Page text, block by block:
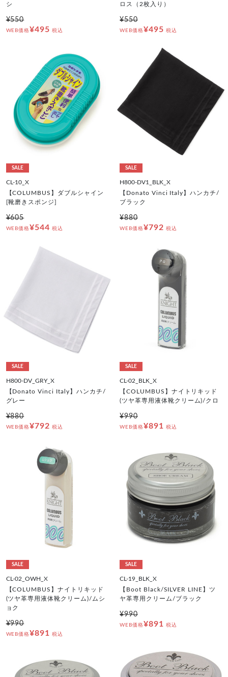
シ
¥550
WEB価格¥495 税込
ロス（2枚入り）
¥550
WEB価格¥495 税込
SALE
CL-10_X
【COLUMBUS】ダブルシャイン
[靴磨きスポンジ]
¥605
WEB価格¥544 税込
SALE
H800-DV1_BLK_X
【Donato Vinci Italy】ハンカチ/
ブラック
¥880
WEB価格¥792 税込
SALE
H800-DV_GRY_X
【Donato Vinci Italy】ハンカチ/
グレー
¥880
WEB価格¥792 税込
SALE
CL-02_BLK_X
【COLUMBUS】ナイトリキッド
(ツヤ革専用液体靴クリーム)/クロ
¥990
WEB価格¥891 税込
SALE
CL-02_OWH_X
【COLUMBUS】ナイトリキッド
(ツヤ革専用液体靴クリーム)/ムシ
ョク
¥990
WEB価格¥891 税込
SALE
CL-19_BLK_X
【Boot Black/SILVER LINE】ツ
ヤ革専用クリーム/ブラック
¥990
WEB価格¥891 税込